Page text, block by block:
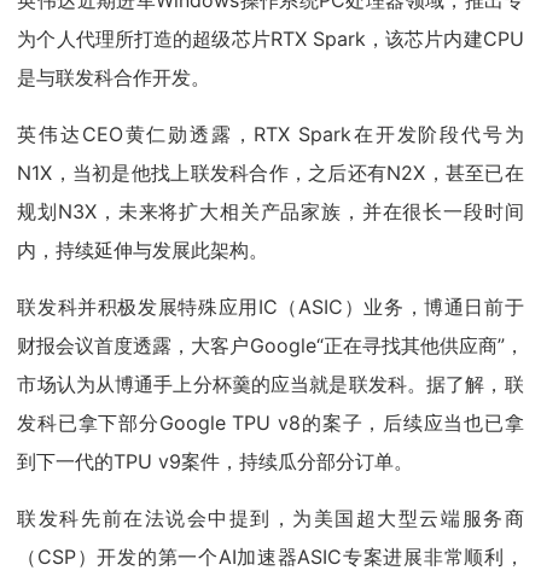
为个人代理所打造的超级芯片RTX Spark，该芯片内建CPU
是与联发科合作开发。
英伟达CEO黄仁勋透露，RTX Spark在开发阶段代号为
N1X，当初是他找上联发科合作，之后还有N2X，甚至已在
规划N3X，未来将扩大相关产品家族，并在很长一段时间
内，持续延伸与发展此架构。
联发科并积极发展特殊应用IC（ASIC）业务，博通日前于
财报会议首度透露，大客户Google“正在寻找其他供应商”，
市场认为从博通手上分杯羹的应当就是联发科。据了解，联
发科已拿下部分Google TPU v8的案子，后续应当也已拿
到下一代的TPU v9案件，持续瓜分部分订单。
联发科先前在法说会中提到，为美国超大型云端服务商
（CSP）开发的第一个AI加速器ASIC专案进展非常顺利，